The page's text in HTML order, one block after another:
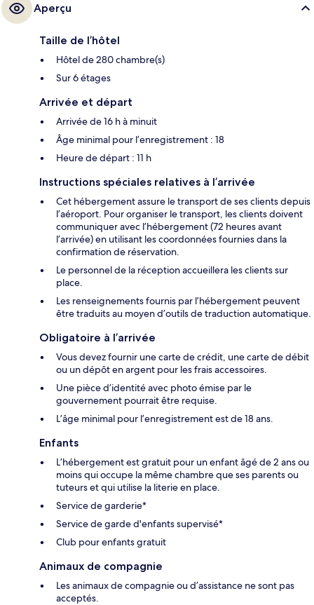
Aperçu
Taille de l’hôtel
Hôtel de 280 chambre(s)
Sur 6 étages
Arrivée et départ
Arrivée de 16 h à minuit
Âge minimal pour l’enregistrement : 18
Heure de départ : 11 h
Instructions spéciales relatives à l’arrivée
Cet hébergement assure le transport de ses clients depuis
l’aéroport. Pour organiser le transport, les clients doivent
communiquer avec l’hébergement (72 heures avant
l’arrivée) en utilisant les coordonnées fournies dans la
confirmation de réservation.
Le personnel de la réception accueillera les clients sur
place.
Les renseignements fournis par l’hébergement peuvent
être traduits au moyen d’outils de traduction automatique.
Obligatoire à l’arrivée
Vous devez fournir une carte de crédit, une carte de débit
ou un dépôt en argent pour les frais accessoires.
Une pièce d’identité avec photo émise par le
gouvernement pourrait être requise.
L’âge minimal pour l’enregistrement est de 18 ans.
Enfants
L’hébergement est gratuit pour un enfant âgé de 2 ans ou
moins qui occupe la même chambre que ses parents ou
tuteurs et qui utilise la literie en place.
Service de garderie*
Service de garde d'enfants supervisé*
Club pour enfants gratuit
Animaux de compagnie
Les animaux de compagnie ou d’assistance ne sont pas
acceptés.